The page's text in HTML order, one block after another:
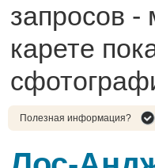
запросов -
карете
Полезная информация?